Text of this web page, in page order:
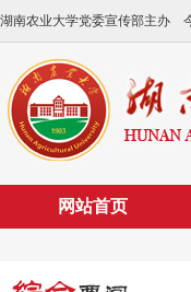
湖南农业大学党委宣传部主办
网站首页